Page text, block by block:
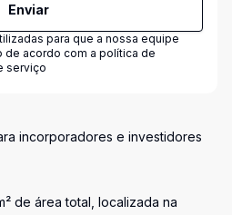
Enviar
para que a nossa equipe
de acordo com a política de
serviço
incorporadores e investidores
de área total, localizada na